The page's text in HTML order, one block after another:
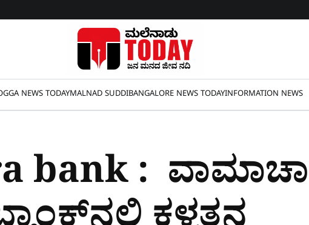
NEWS TODAYMALNAD SUDDIBANGALORE NEWS TODAYINFORMATION NEWS
bank :